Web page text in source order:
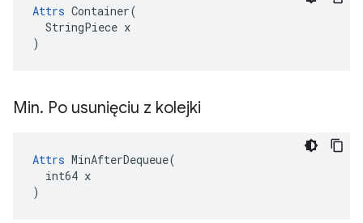
Attrs Container(
  StringPiece x
)
Min. Po usunięciu z kolejki
Attrs MinAfterDequeue(
  int64 x
)